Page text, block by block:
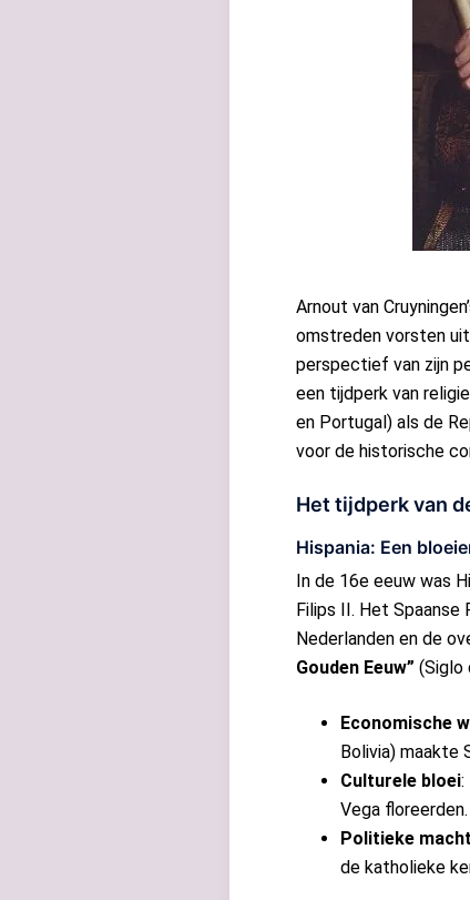
Arnout van
omstreden vorsten
perspectief van zijn
een tijdperk van
en Portugal) als de
voor de historische
Het tijdperk van
Hispania: Een
In de 16e eeuw was
Filips II. Het
Nederlanden en de
Gouden Eeuw” (Siglo
Economische
Bolivia) maakte
Culturele bloei:
Vega floreerden.
Politieke macht
de katholieke